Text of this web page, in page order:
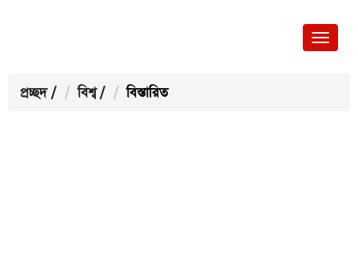
প্রচ্ছদ / বিশ্ব / বিস্তারিত